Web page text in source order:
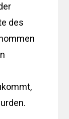
des